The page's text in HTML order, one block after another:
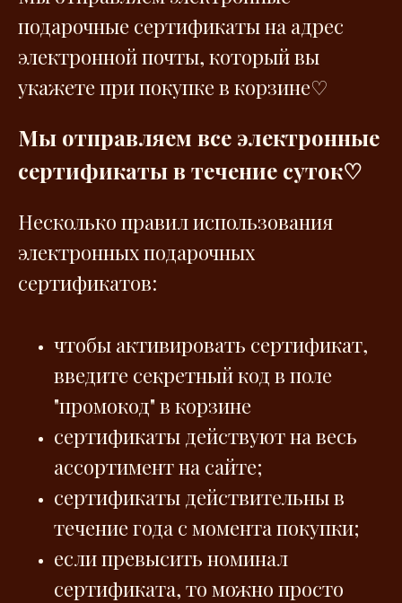
подарочные сертификаты на адрес
электронной почты, который вы
укажете при покупке в корзине♡
Мы отправляем все электронные
сертификаты в течение суток♡
Несколько правил использования
электронных подарочных
сертификатов:
чтобы активировать сертификат,
введите секретный код в поле
"промокод" в корзине
сертификаты действуют на весь
ассортимент на сайте;
сертификаты действительны в
течение года с момента покупки;
если превысить номинал
сертификата, то можно просто